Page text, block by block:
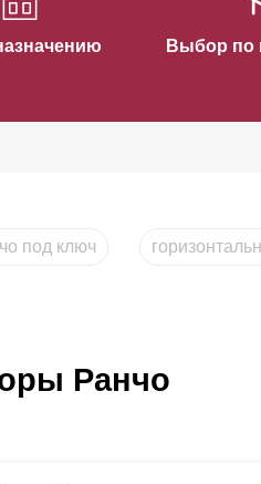
Выбор по
под ключ
Ранчо